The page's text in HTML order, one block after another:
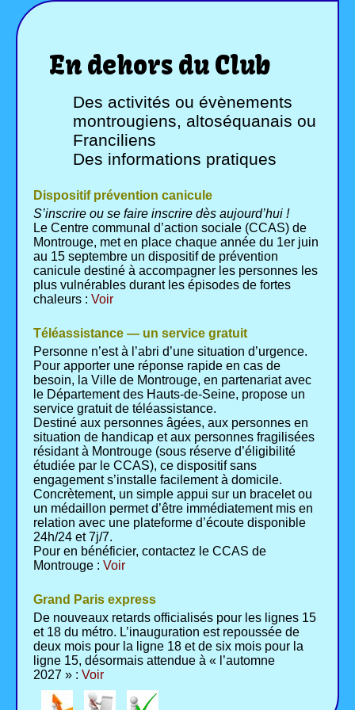
En dehors du Club
Des activités ou évènements
montrougiens, altoséquanais ou
Franciliens
Des informations pratiques
Dispositif prévention canicule
S’inscrire ou se faire inscrire dès aujourd’hui !
Le Centre communal d’action sociale (CCAS) de
Montrouge, met en place chaque année du 1er juin
au 15 septembre un dispositif de prévention
canicule destiné à accompagner les personnes les
plus vulnérables durant les épisodes de fortes
chaleurs : Voir
Téléassistance — un service gratuit
Personne n’est à l’abri d’une situation d’urgence.
Pour apporter une réponse rapide en cas de
besoin, la Ville de Montrouge, en partenariat avec
le Département des Hauts-de-Seine, propose un
service gratuit de téléassistance.
Destiné aux personnes âgées, aux personnes en
situation de handicap et aux personnes fragilisées
résidant à Montrouge (sous réserve d’éligibilité
étudiée par le CCAS), ce dispositif sans
engagement s’installe facilement à domicile.
Concrètement, un simple appui sur un bracelet ou
un médaillon permet d’être immédiatement mis en
relation avec une plateforme d’écoute disponible
24h/24 et 7j/7.
Pour en bénéficier, contactez le CCAS de
Montrouge : Voir
Grand Paris express
De nouveaux retards officialisés pour les lignes 15
et 18 du métro. L’inauguration est repoussée de
deux mois pour la ligne 18 et de six mois pour la
ligne 15, désormais attendue à « l’automne
2027 » : Voir